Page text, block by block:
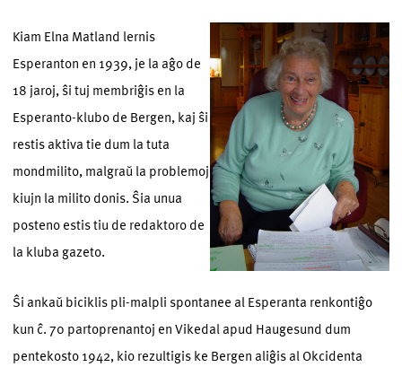
Kiam Elna Matland lernis
Esperanton en 1939, je la aĝo de
18 jaroj, ŝi tuj membriĝis en la
Esperanto-klubo de Bergen, kaj ŝi
restis aktiva tie dum la tuta
mondmilito, malgraŭ la problemoj
kiujn la milito donis. Ŝia unua
posteno estis tiu de redaktoro de
la kluba gazeto.
Ŝi ankaŭ biciklis pli-malpli spontanee al Esperanta renkontiĝo
kun ĉ. 70 partoprenantoj en Vikedal apud Haugesund dum
pentekosto 1942, kio rezultigis ke Bergen aliĝis al Okcidenta